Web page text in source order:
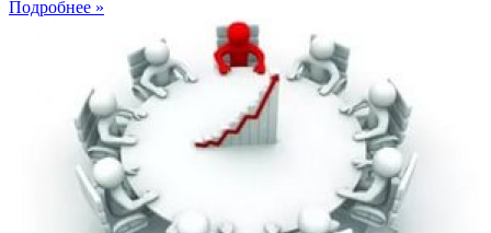
Подробнее »